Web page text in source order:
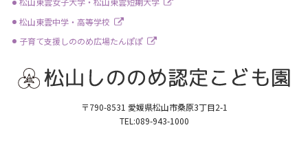
松山東雲中学・高等学校
子育て支援しののめ広場たんぽぽ
〒790-8531 愛媛県松山市桑原3丁目2-1
TEL:089-943-1000